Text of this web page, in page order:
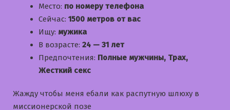
Место: по номеру телефона
Сейчас: 1500 метров от вас
Ищу: мужика
В возрасте: 24 — 31 лет
Предпочтения: Полные мужчины, Трах,
Жесткий секс
Жажду чтобы меня ебали как распутную шлюху в
миссионерской позе